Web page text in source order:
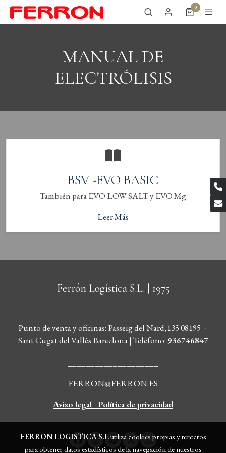
0
MANUAL DE
ELECTRÓLISIS
BSV -EVO BASIC
También para EVO LOW SALT y EVO Mg
Leer Más
Ferrón Logística S.L. | 1975
Punto de venta y oficinas: Passeig del Nard,135 08195 -
Sant Cugat del Vallès Barcelona | Teléfono: 936746847
FERRON@FERRON.ES
Aviso legal Política de privacidad
FERRON LOGISTICA S.Lutiliza cookies propias y terceros
para obtener datos estadísticos de la navegación de nuestros